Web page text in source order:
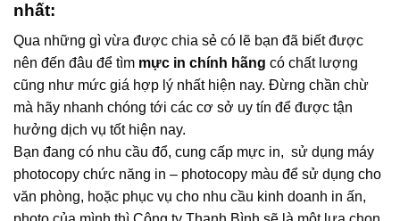
nhất:
Qua những gì vừa được chia sẻ có lẽ bạn đã biết được
nên đến đâu để tìm mực in chính hãng có chất lượng
cũng như mức giá hợp lý nhất hiện nay. Đừng chần chừ
mà hãy nhanh chóng tới các cơ sở uy tín để được tận
hưởng dịch vụ tốt hiện nay.
Bạn đang có nhu cầu đổ, cung cấp mực in, sử dụng máy
photocopy chức năng in – photocopy màu để sử dụng cho
văn phòng, hoặc phục vụ cho nhu cầu kinh doanh in ấn,